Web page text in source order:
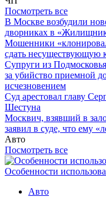
Посмотреть все
В Москве возбудили
дворниках в
Мошенники
сдать несуществующую
Супруги из
за убийство приемной
исчезновением
Суд арестовал главу
Шестуна
Москвич, взявший в
заявил в суде, что ему
Авто
Посмотреть все
Особенности
Авто